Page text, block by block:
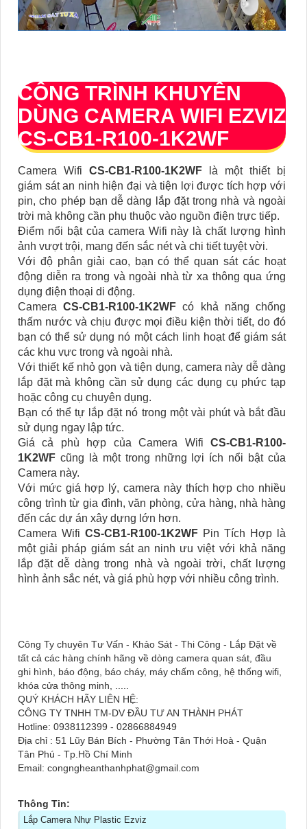
CÔNG TRÌNH KHUYÊN
DÙNG CAMERA WIFI EZVIZ
CS-CB1-R100-1K2WF
Camera Wifi CS-CB1-R100-1K2WF là một thiết bị
giám sát an ninh hiện đại và tiện lợi được tích hợp với
pin, cho phép bạn dễ dàng lắp đặt trong nhà và ngoài
trời mà không cần phụ thuộc vào nguồn điện trực tiếp.
Điểm nổi bật của camera Wifi này là chất lượng hình
ảnh vượt trội, mang đến sắc nét và chi tiết tuyệt vời.
Với độ phân giải cao, bạn có thể quan sát các hoạt
động diễn ra trong và ngoài nhà từ xa thông qua ứng
dụng điện thoại di động.
CameraCS-CB1-R100-1K2WF có khả năng chống
thấm nước và chịu được mọi điều kiện thời tiết, do đó
bạn có thể sử dụng nó một cách linh hoạt để giám sát
các khu vực trong và ngoài nhà.
Với thiết kế nhỏ gọn và tiện dụng, camera này dễ dàng
lắp đặt mà không cần sử dụng các dụng cụ phức tạp
hoặc công cụ chuyên dụng.
Bạn có thể tự lắp đặt nó trong một vài phút và bắt đầu
sử dụng ngay lập tức.
Giá cả phù hợp của Camera Wifi CS-CB1-R100-
1K2WF cũng là một trong những lợi ích nổi bật của
Camera này.
Với mức giá hợp lý, camera này thích hợp cho nhiều
công trình từ gia đình, văn phòng, cửa hàng, nhà hàng
đến các dự án xây dựng lớn hơn.
Camera Wifi CS-CB1-R100-1K2WF Pin Tích Hợp là
một giải pháp giám sát an ninh ưu việt với khả năng
lắp đặt dễ dàng trong nhà và ngoài trời, chất lượng
hình ảnh sắc nét, và giá phù hợp với nhiều công trình.
Công Ty chuyên Tư Vấn - Khảo Sát - Thi Công - Lắp Đặt về
tất cả các hàng chính hãng về dòng camera quan sát, đầu
ghi hình, báo động, báo cháy, máy chấm công, hệ thống wifi,
khóa cửa thông minh, .....
QUÝ KHÁCH HÃY LIÊN HỆ:
CÔNG TY TNHH TM-DV ĐẦU TƯ AN THÀNH PHÁT
Hotline: 0938112399 - 02866884949
Địa chỉ : 51 Lũy Bán Bích - Phường Tân Thới Hoà - Quận
Tân Phú - Tp.Hồ Chí Minh
Email: congngheanthanhphat@gmail.com
Thông Tin:
Lắp Camera Nhự Plastic Ezviz